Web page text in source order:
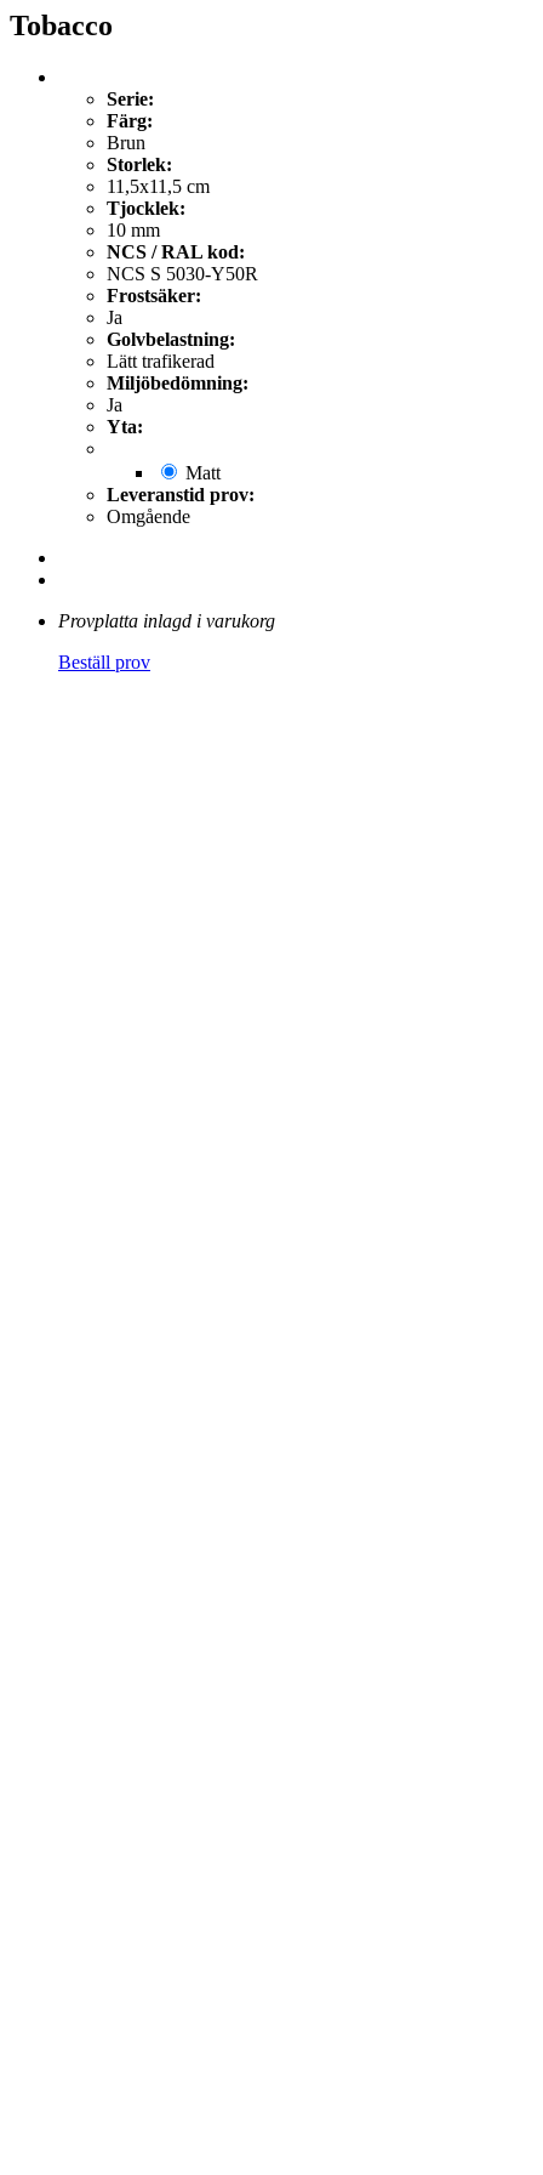
Tobacco
Serie:
Färg:
Brun
Storlek:
11,5x11,5 cm
Tjocklek:
10 mm
NCS / RAL kod:
NCS S 5030-Y50R
Frostsäker:
Ja
Golvbelastning:
Lätt trafikerad
Miljöbedömning:
Ja
Yta:
Matt
Leveranstid prov:
Omgående
Provplatta inlagd i varukorg
Beställ prov